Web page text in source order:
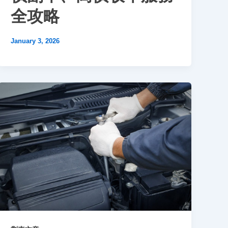
全攻略
January 3, 2026